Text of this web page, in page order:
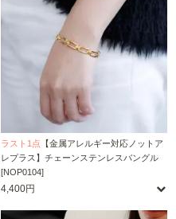
ラスト1点
【金属アレルギー対応ノットア
レプラス】チェーンステンレスバングル
[NOP0104]
4,400円